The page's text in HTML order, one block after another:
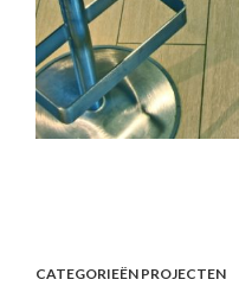
CATEGORIEËN PROJECTEN